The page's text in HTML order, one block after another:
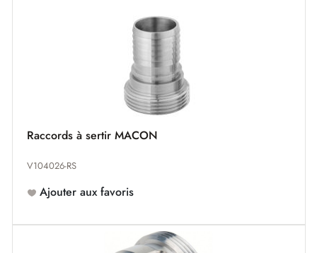
Raccords à sertir MACON
V104026-RS
Ajouter aux favoris